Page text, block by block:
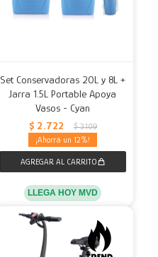
Set Conservadoras 20L y 8L +
Jarra 1.5L Portable Apoya
Vasos - Cyan
$ 2.722 $ 3.109
12
LLEGA HOY MVD